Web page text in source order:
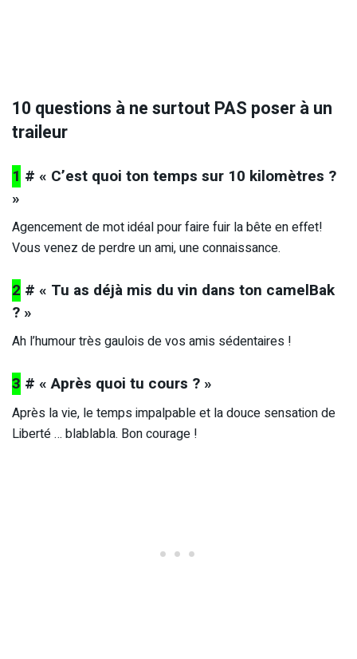
10 questions à ne surtout PAS poser à un
traileur
1 # « C’est quoi ton temps sur 10 kilomètres ?
»
Agencement de mot idéal pour faire fuir la bête en effet!
Vous venez de perdre un ami, une connaissance.
2 # « Tu as déjà mis du vin dans ton camelBak
? »
Ah l’humour très gaulois de vos amis sédentaires !
3 # « Après quoi tu cours ? »
Après la vie, le temps impalpable et la douce sensation de
Liberté … blablabla. Bon courage !